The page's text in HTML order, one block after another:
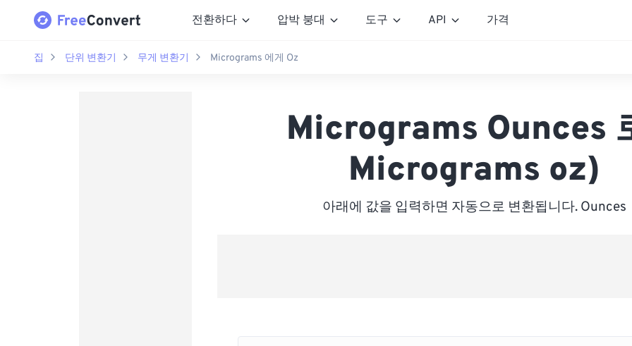
전환하다 압박 붕대 도구 API 가격
집 단위 변환기 무게 변환기 Micrograms 에게 Oz
Micrograms Ounces
Micrograms oz)
아래에 값을 입력하면 자동으로 변환됩니다. Ounces